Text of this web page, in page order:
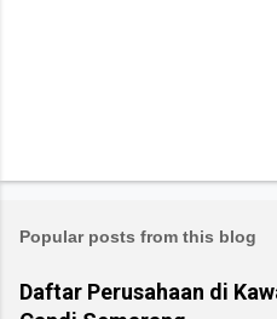
Popular posts from this blog
Daftar Perusahaan di